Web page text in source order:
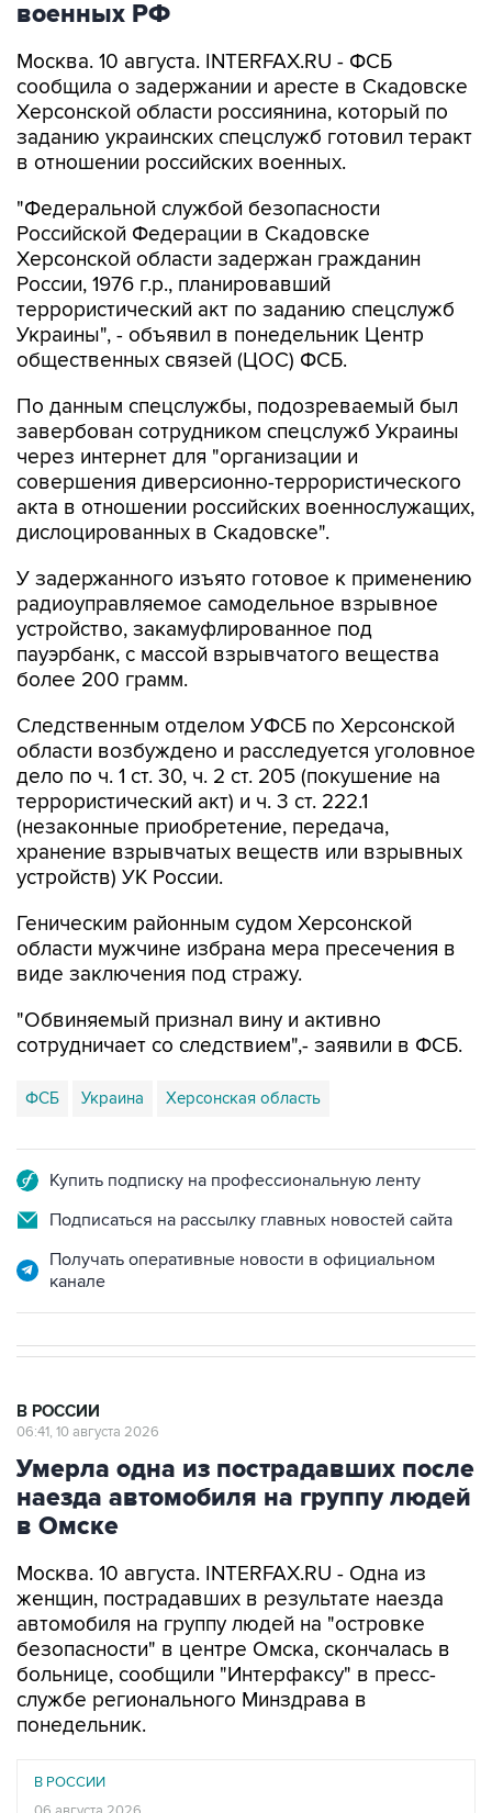
военных РФ
Москва. 10 августа. INTERFAX.RU - ФСБ
сообщила о задержании и аресте в Скадовске
Херсонской области россиянина, который по
заданию украинских спецслужб готовил теракт
в отношении российских военных.
"Федеральной службой безопасности
Российской Федерации в Скадовске
Херсонской области задержан гражданин
России, 1976 г.р., планировавший
террористический акт по заданию спецслужб
Украины", - объявил в понедельник Центр
общественных связей (ЦОС) ФСБ.
По данным спецслужбы, подозреваемый был
завербован сотрудником спецслужб Украины
через интернет для "организации и
совершения диверсионно-террористического
акта в отношении российских военнослужащих,
дислоцированных в Скадовске".
У задержанного изъято готовое к применению
радиоуправляемое самодельное взрывное
устройство, закамуфлированное под
пауэрбанк, с массой взрывчатого вещества
более 200 грамм.
Следственным отделом УФСБ по Херсонской
области возбуждено и расследуется уголовное
дело по ч. 1 ст. 30, ч. 2 ст. 205 (покушение на
террористический акт) и ч. 3 ст. 222.1
(незаконные приобретение, передача,
хранение взрывчатых веществ или взрывных
устройств) УК России.
Геническим районным судом Херсонской
области мужчине избрана мера пресечения в
виде заключения под стражу.
"Обвиняемый признал вину и активно
сотрудничает со следствием",- заявили в ФСБ.
ФСБ Украина Херсонская область
Купить подписку на профессиональную ленту
Подписаться на рассылку главных новостей сайта
Получать оперативные новости в официальном
канале
В РОССИИ
06:41, 10 августа 2026
Умерла одна из пострадавших после
наезда автомобиля на группу людей
в Омске
Москва. 10 августа. INTERFAX.RU - Одна из
женщин, пострадавших в результате наезда
автомобиля на группу людей на "островке
безопасности" в центре Омска, скончалась в
больнице, сообщили "Интерфаксу" в пресс-
службе регионального Минздрава в
понедельник.
В РОССИИ